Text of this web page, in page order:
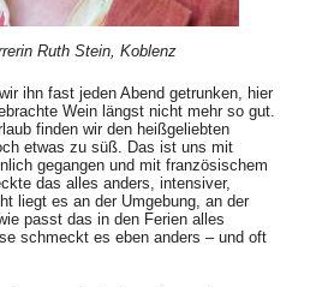
Ruth Stein, Koblenz
ihn fast jeden Abend getrunken, hier
Wein längst nicht mehr so gut.
finden wir den heißgeliebten
etwas zu süß. Das ist uns mit
gegangen und mit französischem
das alles anders, intensiver,
liegt es an der Umgebung, an der
passt das in den Ferien alles
schmeckt es eben anders – und oft